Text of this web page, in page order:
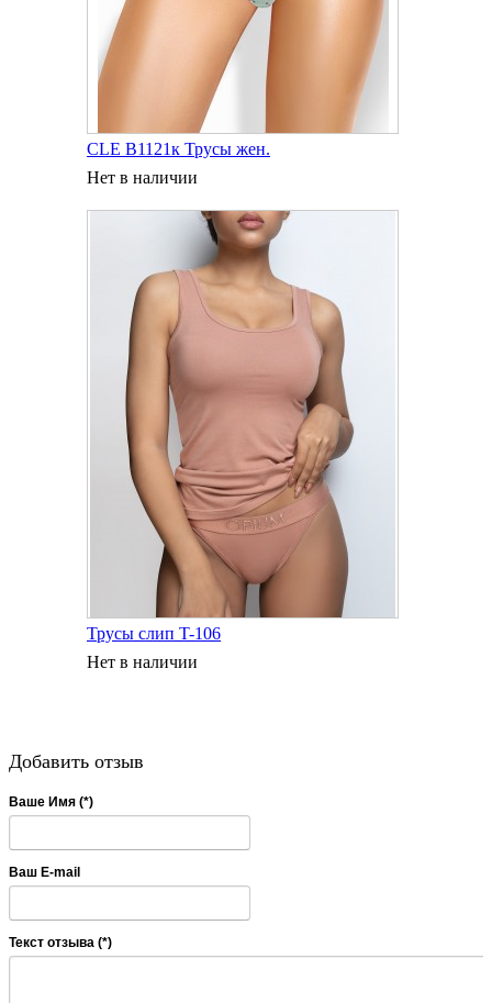
CLE B1121к Трусы жен.
Нет в наличии
Трусы слип T-106
Нет в наличии
Добавить отзыв
Ваше Имя (*)
Ваш E-mail
Текст отзыва (*)